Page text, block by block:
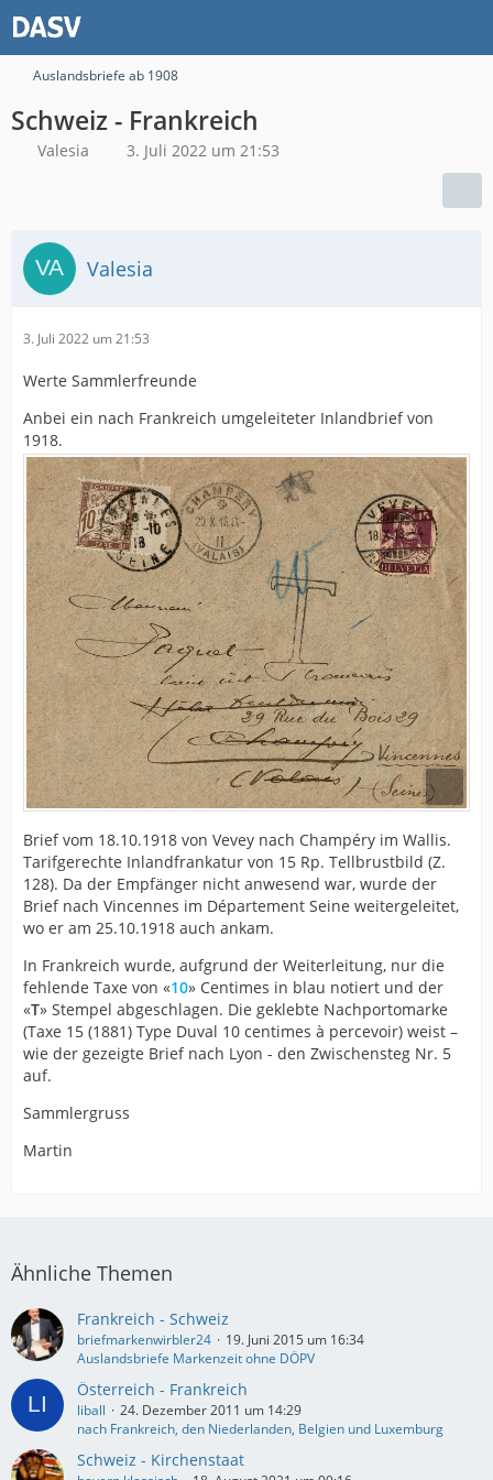
Auslandsbriefe ab 1908
Schweiz - Frankreich
Valesia 3. Juli 2022 um 21:53
Valesia
3. Juli 2022 um 21:53
Werte Sammlerfreunde
Anbei ein nach Frankreich umgeleiteter Inlandbrief von
1918.
Brief vom 18.10.1918 von Vevey nach Champéry im Wallis.
Tarifgerechte Inlandfrankatur von 15 Rp. Tellbrustbild (Z.
128). Da der Empfänger nicht anwesend war, wurde der
Brief nach Vincennes im Département Seine weitergeleitet,
wo er am 25.10.1918 auch ankam.
In Frankreich wurde, aufgrund der Weiterleitung, nur die
fehlende Taxe von «10» Centimes in blau notiert und der
«T» Stempel abgeschlagen. Die geklebte Nachportomarke
(Taxe 15 (1881) Type Duval 10 centimes à percevoir) weist –
wie der gezeigte Brief nach Lyon - den Zwischensteg Nr. 5
auf.
Sammlergruss
Martin
Ähnliche Themen
Frankreich - Schweiz
briefmarkenwirbler24
19. Juni 2015 um 16:34
Auslandsbriefe Markenzeit ohne DÖPV
Österreich - Frankreich
liball
24. Dezember 2011 um 14:29
nach Frankreich, den Niederlanden, Belgien und Luxemburg
Schweiz - Kirchenstaat